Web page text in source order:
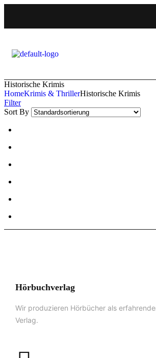
Historische Krimis
HomeKrimis & ThrillerHistorische Krimis
Filter
Sort By
Hörbuchverlag
Wir produzieren Hörbücher als
Verlag.